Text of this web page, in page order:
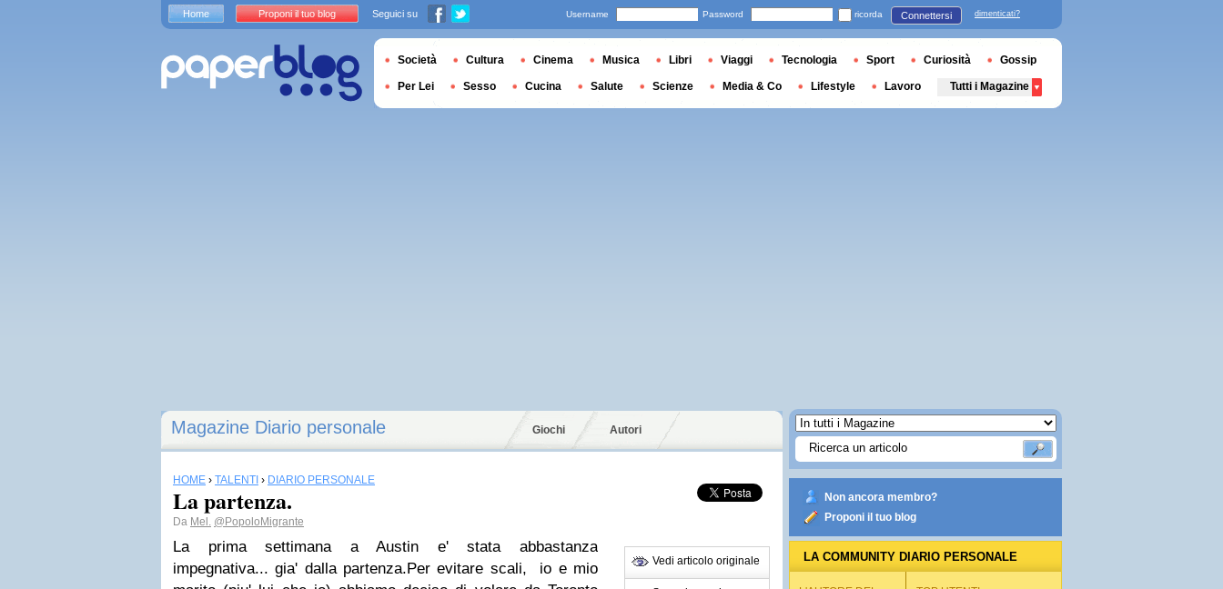
Magazine Diario personale Giochi Autori
HOME › TALENTI › DIARIO PERSONALE
La partenza.
Da Mel. @PopoloMigrante
La prima settimana a Austin e' stata abbastanza
impegnativa... gia' dalla partenza.Per evitare scali, io e mio
Vedi articolo originale
Non ancora membro?
Proponi il tuo blog
LA COMMUNITY DIARIO PERSONALE
Home Proponi il tuo blog Seguici su Username Password ricorda Connettersi dimenticati?
Società Cultura Cinema Musica Libri Viaggi Tecnologia Sport Curiosità Gossip
Per Lei Sesso Cucina Salute Scienze Media & Co Lifestyle Lavoro Tutti i Magazine